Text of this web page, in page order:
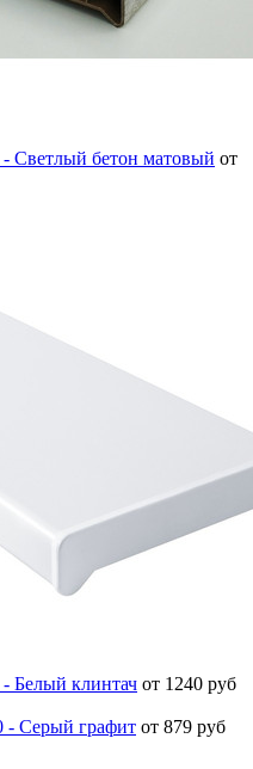
Светлый бетон матовый от
Белый клинтач от 1240 руб
- Серый графит от 879 руб